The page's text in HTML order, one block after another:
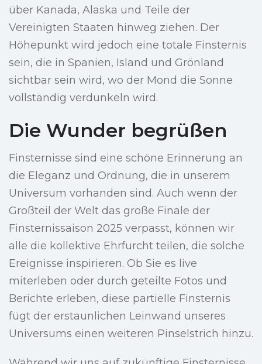
über Kanada, Alaska und Teile der
Vereinigten Staaten hinweg ziehen. Der
Höhepunkt wird jedoch eine totale Finsternis
sein, die in Spanien, Island und Grönland
sichtbar sein wird, wo der Mond die Sonne
vollständig verdunkeln wird.
Die Wunder begrüßen
Finsternisse sind eine schöne Erinnerung an
die Eleganz und Ordnung, die in unserem
Universum vorhanden sind. Auch wenn der
Großteil der Welt das große Finale der
Finsternissaison 2025 verpasst, können wir
alle die kollektive Ehrfurcht teilen, die solche
Ereignisse inspirieren. Ob Sie es live
miterleben oder durch geteilte Fotos und
Berichte erleben, diese partielle Finsternis
fügt der erstaunlichen Leinwand unseres
Universums einen weiteren Pinselstrich hinzu.